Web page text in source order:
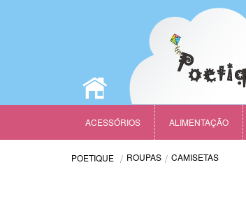
ACESSÓRIOS ALIMENTAÇÃO
POETIQUE ROUPAS CAMISETAS